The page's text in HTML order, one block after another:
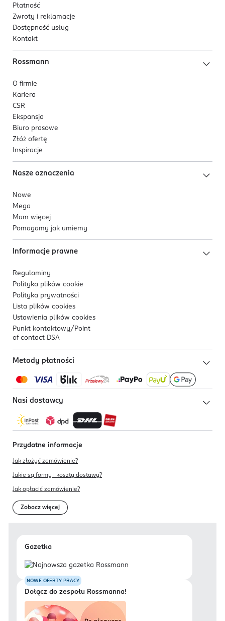
Płatność
Zwroty i reklamacje
Dostępność usług
Kontakt
Rossmann
O firmie
Kariera
CSR
Ekspansja
Biuro prasowe
Złóż ofertę
Inspiracje
Nasze oznaczenia
Nowe
Mega
Mam więcej
Pomagamy jak umiemy
Informacje prawne
Regulaminy
Polityka plików cookie
Polityka prywatności
Lista plików cookies
Ustawienia plików cookies
Punkt kontaktowy/ Point
of contact DSA
Metody płatności
Nasi dostawcy
Przydatne informacje
Jak złożyć zamówienie?
Jakie są formy i koszty dostawy?
Jak opłacić zamówienie?
Zobacz więcej
Gazetka
NOWE OFERTY PRACY
Dołącz do zespołu Rossmanna!